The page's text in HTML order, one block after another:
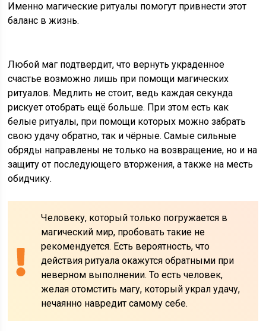
Именно магические ритуалы помогут привнести этот
баланс в жизнь.
Любой маг подтвердит, что вернуть украденное
счастье возможно лишь при помощи магических
ритуалов. Медлить не стоит, ведь каждая секунда
рискует отобрать ещё больше. При этом есть как
белые ритуалы, при помощи которых можно забрать
свою удачу обратно, так и чёрные. Самые сильные
обряды направлены не только на возвращение, но и на
защиту от последующего вторжения, а также на месть
обидчику.
Человеку, который только погружается в
магический мир, пробовать такие не
рекомендуется. Есть вероятность, что
действия ритуала окажутся обратными при
неверном выполнении. То есть человек,
желая отомстить магу, который украл удачу,
нечаянно навредит самому себе.